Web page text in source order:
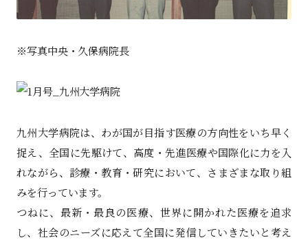
※写真中央・久保病院長
九州大学病院は、わが国が目指す医療の方向性をいち早く
捉え、全国に先駆けて、高度・先進医療や国際化に力を入
れながら、診療・教育・研究において、さまざまな取り組
みを行っています。
つねに、最新・最良の医療、世界に開かれた医療を追求
し、社会のニーズに応えて全国に発信していきたいと考え